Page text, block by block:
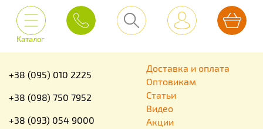
Каталог
+38 (095) 010 2225
+38 (098) 750 7952
+38 (093) 054 9000
Доставка и оплата
Оптовикам
Статьи
Видео
Акции